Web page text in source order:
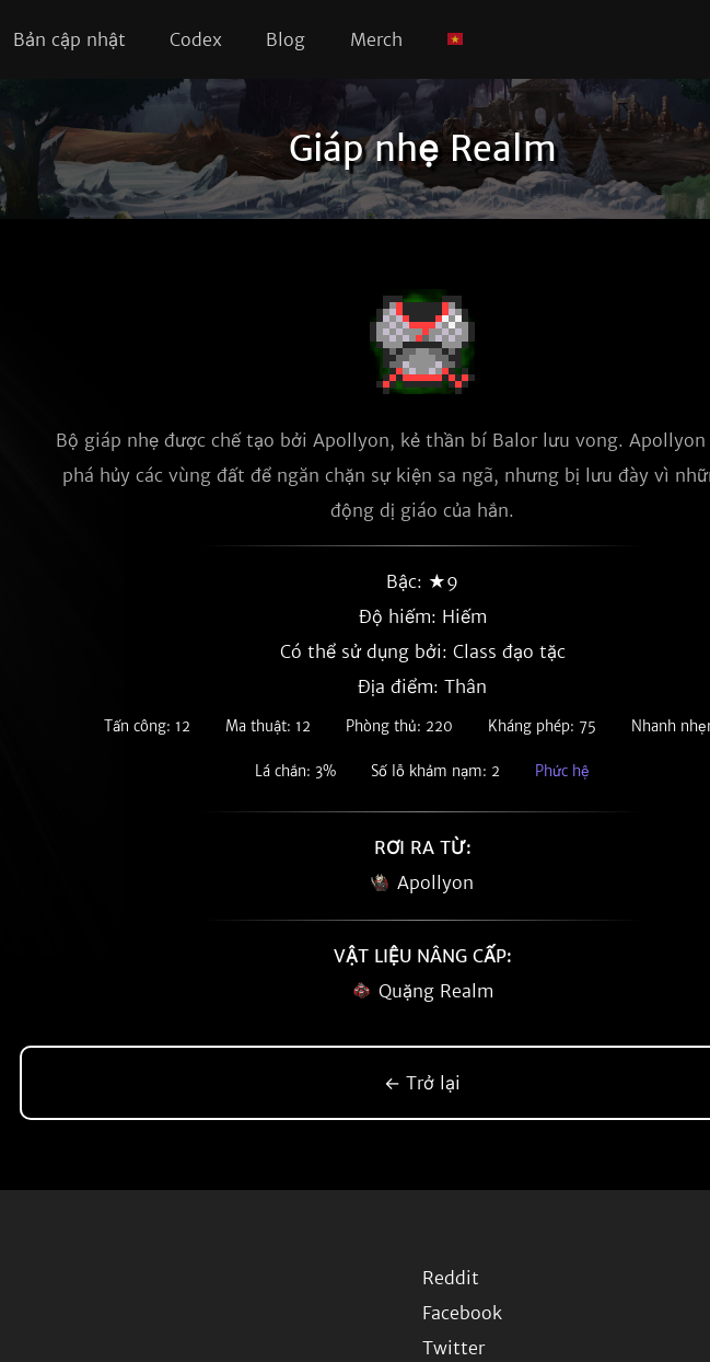
Bản cập nhật Codex Blog Merch
Giáp nhẹ Realm
Bộ giáp nhẹ được chế tạo bởi Apollyon, kẻ thần bí Balor lưu vong.
phá hủy các vùng đất để ngăn chặn sự kiện sa ngã, nhưng bị lưu đày vì
động dị giáo của hắn.
Bậc: ★9
Độ hiếm: Hiếm
Có thể sử dụng bởi: Class đạo tặc
Địa điểm: Thân
Tấn công: 12 Ma thuật: 12 Phòng thủ: 220 Kháng phép: 75 Nhanh
Lá chắn: 3% Số lỗ khảm nạm: 2 Phức hệ
RƠI RA TỪ:
Apollyon
VẬT LIỆU NÂNG CẤP:
Quặng Realm
← Trở lại
Reddit
Facebook
Twitter